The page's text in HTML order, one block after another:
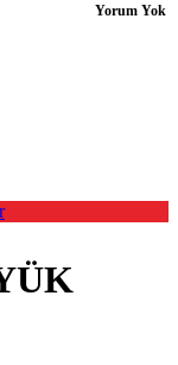
Yorum Yok